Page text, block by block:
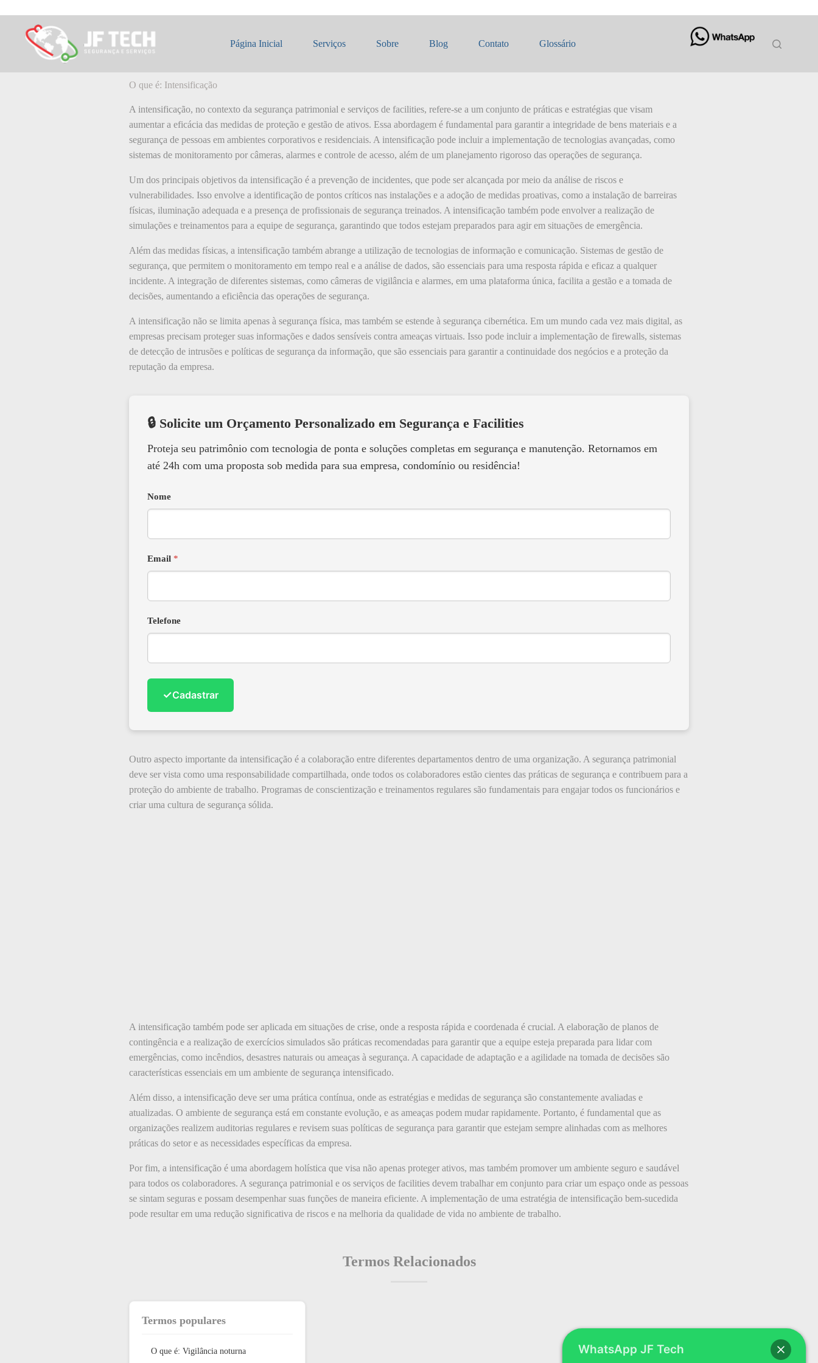
para
conteúdo
Página Inicial Serviços Sobre Blog Contato Glossário
O que é: Intensificação
O que é: Intensificação
A intensificação, no contexto da segurança patrimonial e serviços de facilities, refere-se a um conjunto de práticas e estratégias que visam
aumentar a eficácia das medidas de proteção e gestão de ativos. Essa abordagem é fundamental para garantir a integridade de bens materiais e a
segurança de pessoas em ambientes corporativos e residenciais. A intensificação pode incluir a implementação de tecnologias avançadas, como
sistemas de monitoramento por câmeras, alarmes e controle de acesso, além de um planejamento rigoroso das operações de segurança.
Um dos principais objetivos da intensificação é a prevenção de incidentes, que pode ser alcançada por meio da análise de riscos e
vulnerabilidades. Isso envolve a identificação de pontos críticos nas instalações e a adoção de medidas proativas, como a instalação de barreiras
físicas, iluminação adequada e a presença de profissionais de segurança treinados. A intensificação também pode envolver a realização de
simulações e treinamentos para a equipe de segurança, garantindo que todos estejam preparados para agir em situações de emergência.
Além das medidas físicas, a intensificação também abrange a utilização de tecnologias de informação e comunicação. Sistemas de gestão de
segurança, que permitem o monitoramento em tempo real e a análise de dados, são essenciais para uma resposta rápida e eficaz a qualquer
incidente. A integração de diferentes sistemas, como câmeras de vigilância e alarmes, em uma plataforma única, facilita a gestão e a tomada de
decisões, aumentando a eficiência das operações de segurança.
A intensificação não se limita apenas à segurança física, mas também se estende à segurança cibernética. Em um mundo cada vez mais digital, as
empresas precisam proteger suas informações e dados sensíveis contra ameaças virtuais. Isso pode incluir a implementação de firewalls, sistemas
de detecção de intrusões e políticas de segurança da informação, que são essenciais para garantir a continuidade dos negócios e a proteção da
reputação da empresa.
🔒 Solicite um Orçamento Personalizado em Segurança e Facilities
Proteja seu patrimônio com tecnologia de ponta e soluções completas em segurança e manutenção. Retornamos em
até 24h com uma proposta sob medida para sua empresa, condomínio ou residência!
Nome
Email *
Telefone
✓Cadastrar
Outro aspecto importante da intensificação é a colaboração entre diferentes departamentos dentro de uma organização. A segurança patrimonial
deve ser vista como uma responsabilidade compartilhada, onde todos os colaboradores estão cientes das práticas de segurança e contribuem para a
proteção do ambiente de trabalho. Programas de conscientização e treinamentos regulares são fundamentais para engajar todos os funcionários e
criar uma cultura de segurança sólida.
A intensificação também pode ser aplicada em situações de crise, onde a resposta rápida e coordenada é crucial. A elaboração de planos de
contingência e a realização de exercícios simulados são práticas recomendadas para garantir que a equipe esteja preparada para lidar com
emergências, como incêndios, desastres naturais ou ameaças à segurança. A capacidade de adaptação e a agilidade na tomada de decisões são
características essenciais em um ambiente de segurança intensificado.
Além disso, a intensificação deve ser uma prática contínua, onde as estratégias e medidas de segurança são constantemente avaliadas e
atualizadas. O ambiente de segurança está em constante evolução, e as ameaças podem mudar rapidamente. Portanto, é fundamental que as
organizações realizem auditorias regulares e revisem suas políticas de segurança para garantir que estejam sempre alinhadas com as melhores
práticas do setor e as necessidades específicas da empresa.
Por fim, a intensificação é uma abordagem holística que visa não apenas proteger ativos, mas também promover um ambiente seguro e saudável
para todos os colaboradores. A segurança patrimonial e os serviços de facilities devem trabalhar em conjunto para criar um espaço onde as pessoas
se sintam seguras e possam desempenhar suas funções de maneira eficiente. A implementação de uma estratégia de intensificação bem-sucedida
pode resultar em uma redução significativa de riscos e na melhoria da qualidade de vida no ambiente de trabalho.
Termos Relacionados
Termos populares
O que é: Vigilância noturna WhatsApp JF Tech